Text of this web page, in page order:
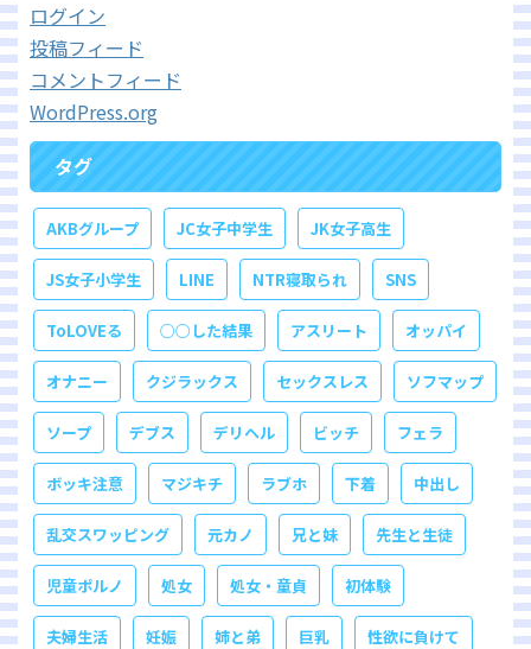
ログイン
投稿フィード
コメントフィード
WordPress.org
タグ
AKBグループ JC女子中学生 JK女子高生
JS女子小学生 LINE NTR寝取られ SNS
ToLOVEる ○○した結果 アスリート オッパイ
オナニー クジラックス セックスレス ソフマップ
ソープ デブス デリヘル ビッチ フェラ
ボッキ注意 マジキチ ラブホ 下着 中出し
乱交スワッピング 元カノ 兄と妹 先生と生徒
児童ポルノ 処女 処女・童貞 初体験
夫婦生活 妊娠 姉と弟 巨乳 性欲に負けて